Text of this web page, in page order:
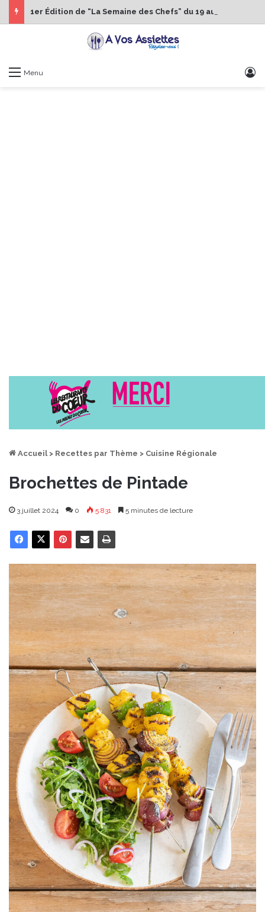
Menu
Accueil > Recettes par Thème > Cuisine Régionale
Brochettes de Pintade
3 juillet 2024 0 5 831 5 minutes de lecture